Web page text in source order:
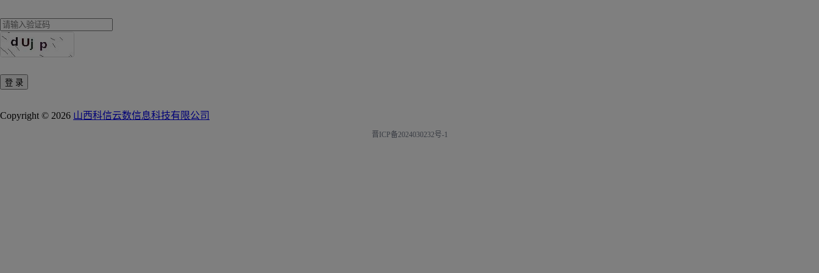
登 录
Copyright © 2026 山西科信云数信息科技有限公司
晋ICP备2024030232号-1